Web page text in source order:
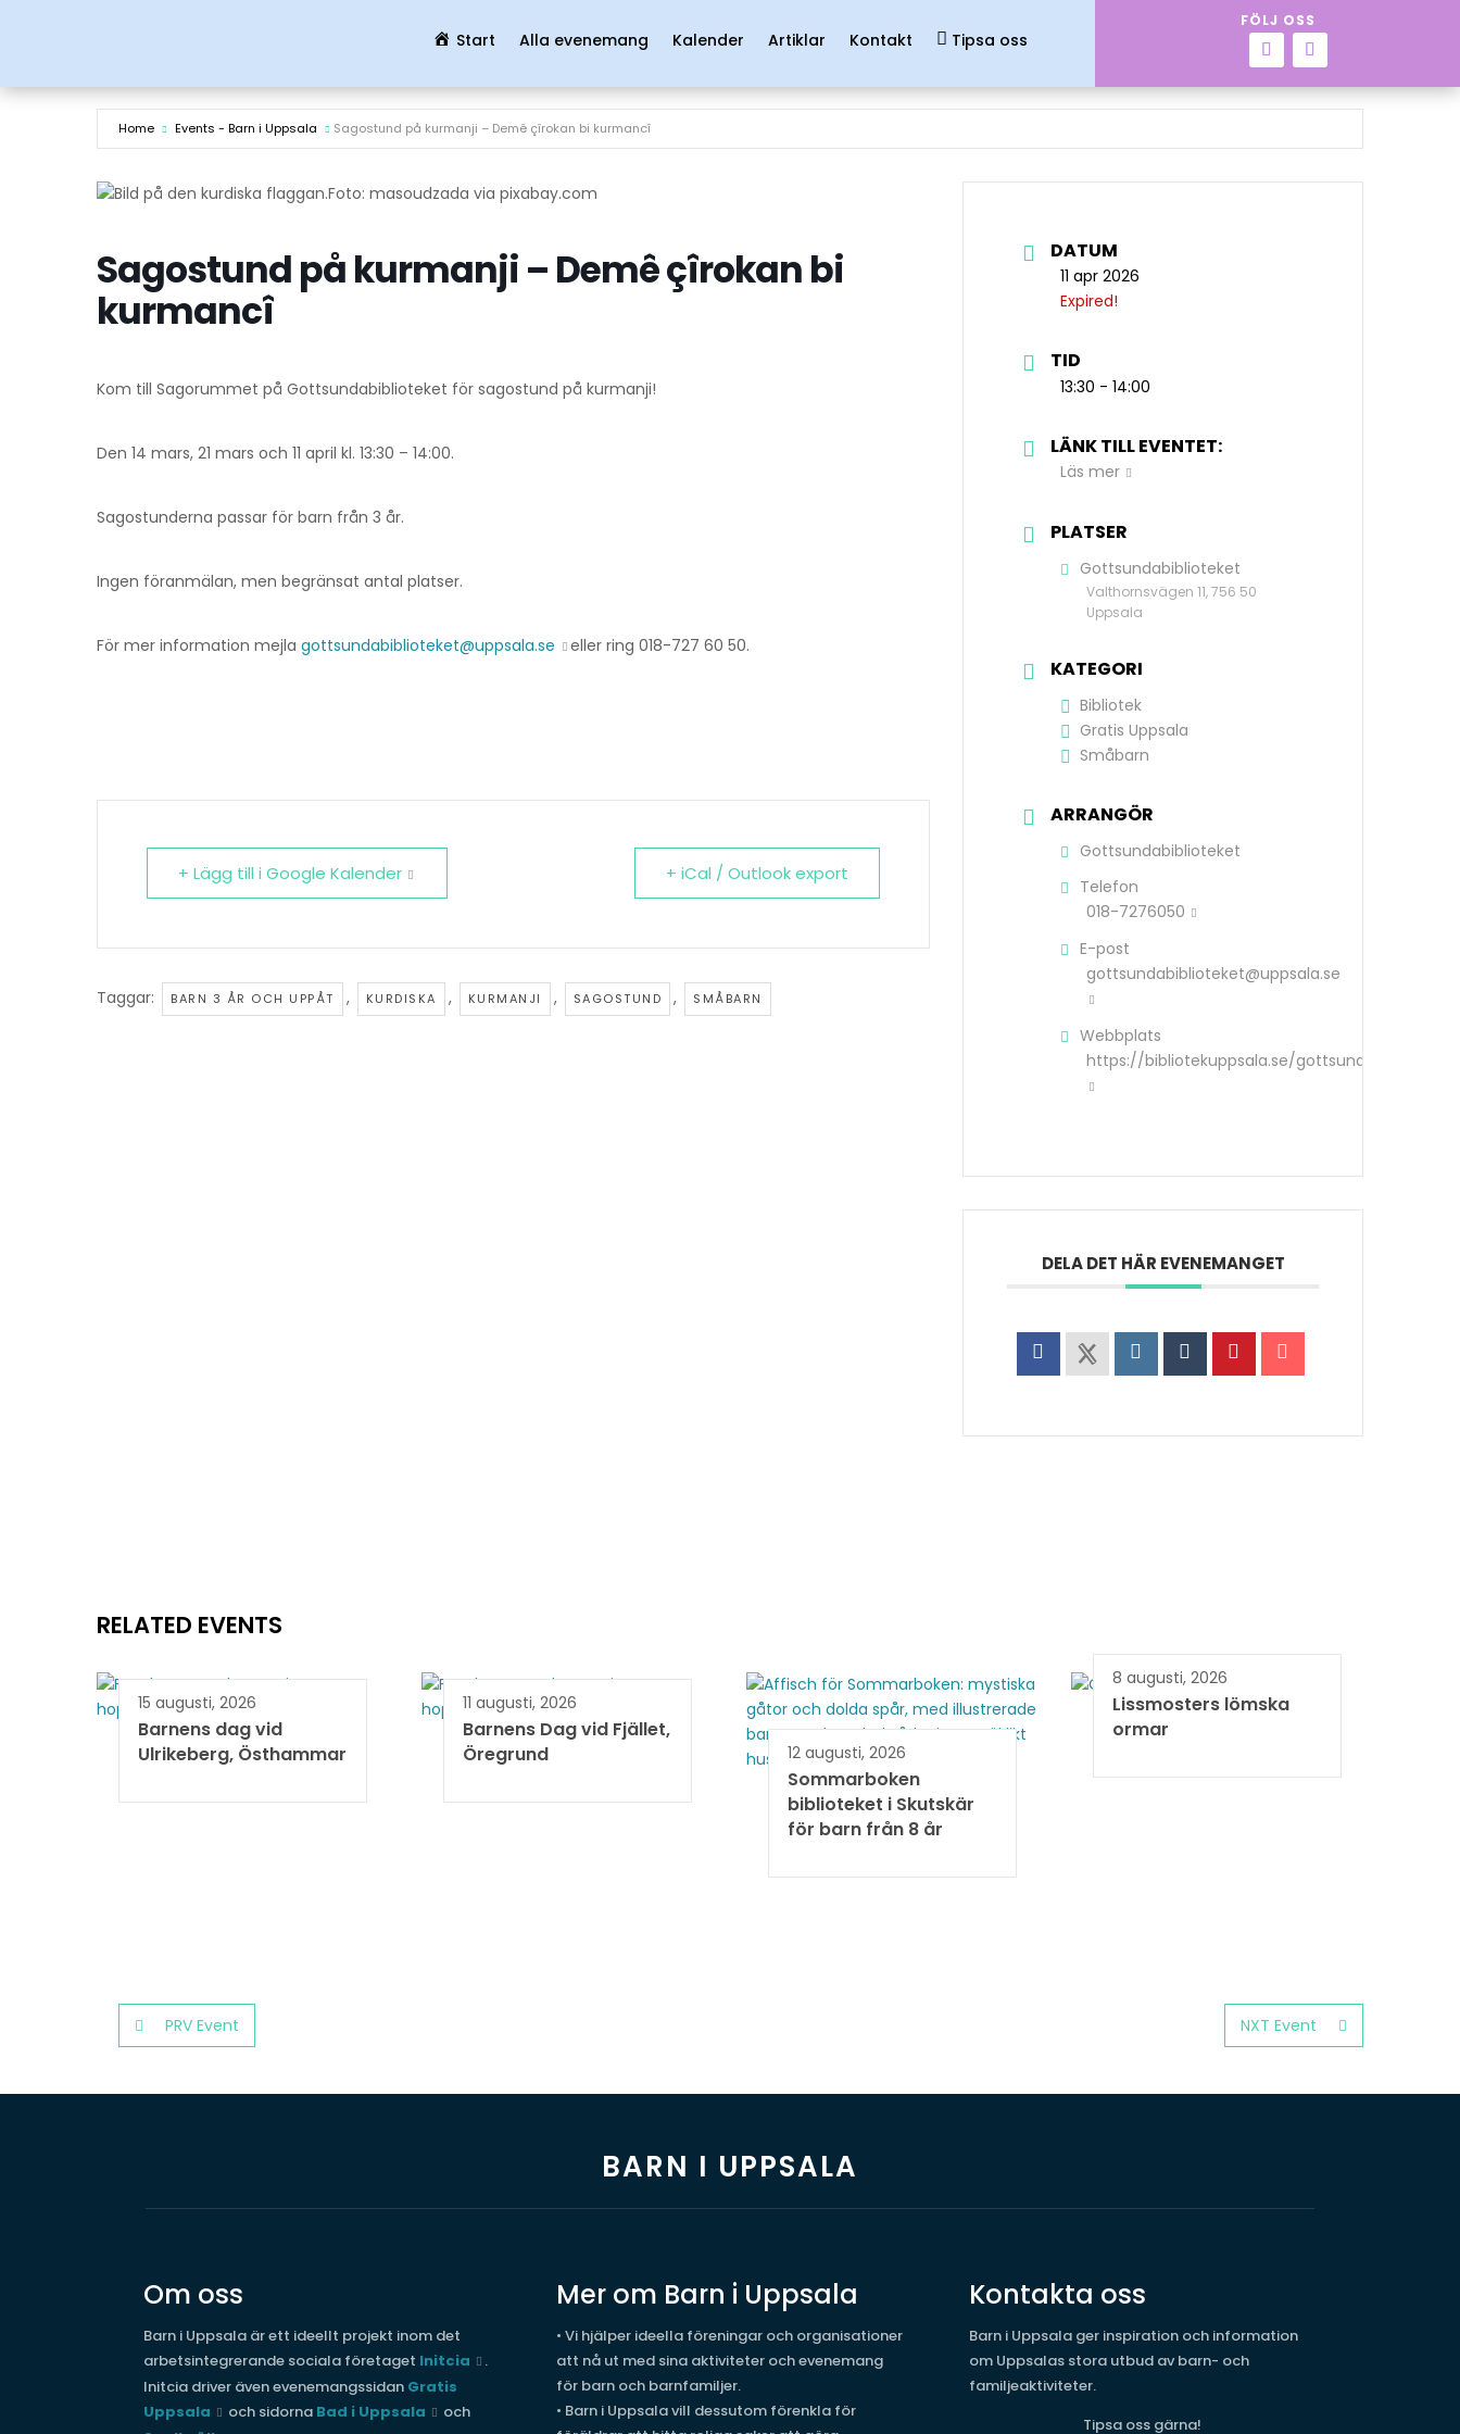
Start Alla evenemang Kalender Artiklar Kontakt Tipsa oss
FÖLJ OSS
Home Events - Barn i Uppsala Sagostund på kurmanji – Demê çîrokan bi kurmancî
Foto: masoudzada via pixabay.com
Sagostund på kurmanji – Demê çîrokan bi
kurmancî
Kom till Sagorummet på Gottsundabiblioteket för sagostund på kurmanji!
Den 14 mars, 21 mars och 11 april kl. 13:30 – 14:00.
Sagostunderna passar för barn från 3 år.
Ingen föranmälan, men begränsat antal platser.
För mer information mejla gottsundabiblioteket@uppsala.se eller ring 018-727 60 50.
+ Lägg till i Google Kalender + iCal / Outlook export
Taggar: BARN 3 ÅR OCH UPPÅT , KURDISKA , KURMANJI , SAGOSTUND , SMÅBARN
DATUM
11 apr 2026
Expired!
TID
13:30 - 14:00
LÄNK TILL EVENTET:
Läs mer
PLATSER
Gottsundabiblioteket
Valthornsvägen 11, 756 50
Uppsala
KATEGORI
Bibliotek
Gratis Uppsala
Småbarn
ARRANGÖR
Gottsundabiblioteket
Telefon
018-7276050
E-post
gottsundabiblioteket@uppsala.se
Webbplats
https://bibliotekuppsala.se/
DELA DET HÄR EVENEMANGET
RELATED EVENTS
15 augusti, 2026
Barnens dag vid
Ulrikeberg, Östhammar
11 augusti, 2026
Barnens Dag vid Fjället,
Öregrund
12 augusti, 2026
Sommarboken
biblioteket i Skutskär
för barn från 8 år
8 augusti, 2026
Lissmosters lömska
ormar
PRV Event NXT Event
BARN I UPPSALA
Om oss
Barn i Uppsala är ett ideellt projekt inom det
arbetsintegrerande sociala företaget Initcia
.
Initcia driver även evenemangssidan Gratis
Uppsala
och sidorna Bad i Uppsala
och
Mer om Barn i Uppsala
• Vi hjälper ideella föreningar och organisationer
att nå ut med sina aktiviteter och evenemang
för barn och barnfamiljer.
• Barn i Uppsala vill dessutom förenkla för
Kontakta oss
Barn i Uppsala ger inspiration och information
om Uppsalas stora utbud av barn- och
familjeaktiviteter.
Tipsa oss gärna!